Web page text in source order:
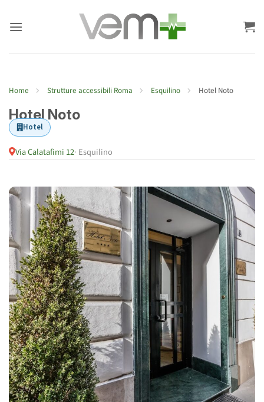
Home Strutture accessibili Roma Esquilino Hotel Noto
Hotel Noto
Hotel
Via Calatafimi 12· Esquilino